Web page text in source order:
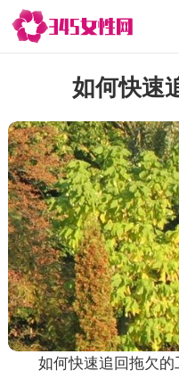
如何快速
如何快速追回拖欠的